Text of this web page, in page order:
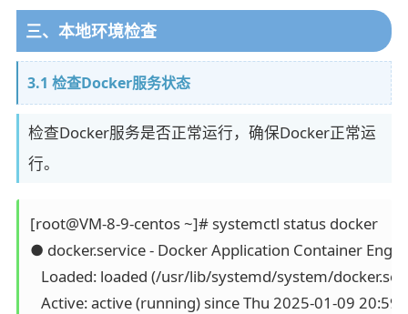
三、本地环境检查
3.1 检查Docker服务状态
检查Docker服务是否正常运行，确保Docker正常运
行。
[root@VM-8-9-centos ~]# systemctl status docker
● docker.service - Docker Application Container
Loaded: loaded (/usr/lib/systemd/system/
Active: active (running) since Thu 2025-01-09